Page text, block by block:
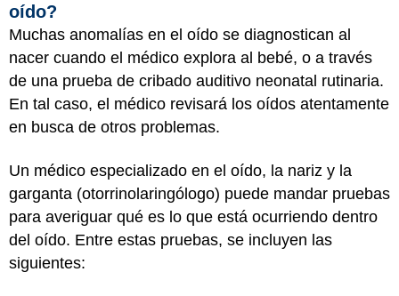
oído?
Muchas anomalías en el oído se diagnostican al
nacer cuando el médico explora al bebé, o a través
de una prueba de cribado auditivo neonatal rutinaria.
En tal caso, el médico revisará los oídos atentamente
en busca de otros problemas.
Un médico especializado en el oído, la nariz y la
garganta (otorrinolaringólogo) puede mandar pruebas
para averiguar qué es lo que está ocurriendo dentro
del oído. Entre estas pruebas, se incluyen las
siguientes: